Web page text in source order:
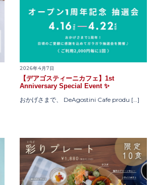
2026年4月7日
【デアゴスティーニカフェ】1st
Anniversary Special Event ✨
おかげさまで、 DeAgostini Cafe produ […]